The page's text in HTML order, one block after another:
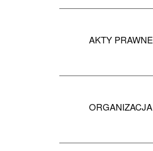
AKTY PRAWNE
ORGANIZACJA